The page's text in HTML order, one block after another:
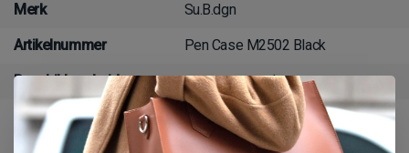
Merk Su.B.dgn
Artikelnummer Pen Case M2502 Black
Beschikbaarheid op voorraad